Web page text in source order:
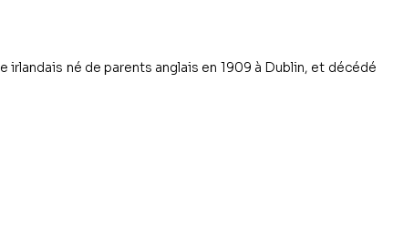
irlandais né de parents anglais en 1909 à Dublin, et décédé